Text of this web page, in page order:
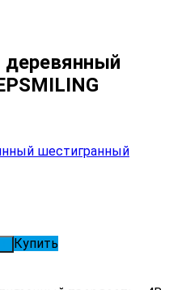
Купить